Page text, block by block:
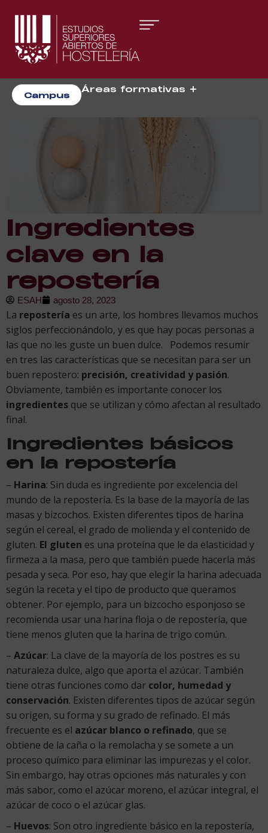
Campus
Áreas formativas
Ingredientes
clave en la
repostería
ESAH agosto 28, 2023
La repostería es un arte, los hombres llevamos muchos
siglos perfeccionándolo, y es que hay pocas personas a
las que no les guste un buen dulce. Podemos resumir
en tres las características que se necesitan para ser un
buen repostero: precisión, creatividad y pasión.
Obviamente, también es importante conocer los
ingredientes que se utilizan y cómo afectan al resultado
final.
Ingredientes básicos
en la repostería
– Harina: Sin duda es ingrediente por excelencia del
mundo de la repostería. Es la base de la mayoría de las
masas y bizcochos. Existen diferentes tipos de harina
según el cereal, el grado de molienda y el contenido de
gluten. El gluten es una proteína que le da elasticidad y
firmeza a la masa, pero que también puede hacerla más
pesada y seca. Por eso, hay que elegir la harina adecuada
según la receta y el tipo de producto que queramos
obtener. Por ejemplo, para un bizcocho esponjoso se
recomienda usar una harina floja o de repostería, que
tiene menos gluten que la harina de trigo común.
– Azúcar: La clave de la mayoría de los postres es su
naturaleza dulce, algo que aporta el azúcar. También
tiene otras funciones como dar color, humedad y
conservación. Existen diferentes tipos de azúcar según
su origen, su forma y su grado de refinado. El más
frecuente es el azúcar blanco o refinado, que se
obtiene de la caña o la remolacha y se somete a un
proceso químico para eliminar las impurezas y el color.
Sin embargo, hay otras opciones más naturales y con
más sabor, como el azúcar moreno, el azúcar integral, el
azúcar de coco o el azúcar glas.
– Huevos: Son otro ingrediente básico en la repostería,